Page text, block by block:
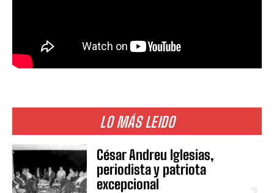
LO MÁS LEIDO
César Andreu Iglesias,
periodista y patriota
excepcional